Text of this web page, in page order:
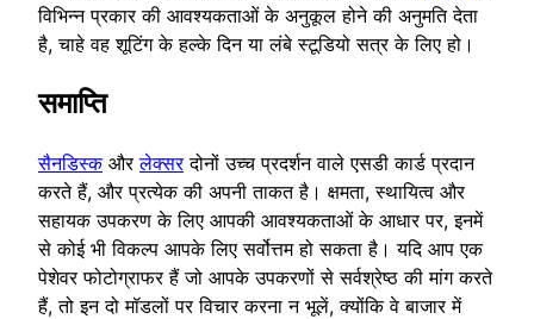
विभिन्न प्रकार की आवश्यकताओं के अनुकूल होने की अनुमति देता
है, चाहे वह शूटिंग के हल्के दिन या लंबे स्टूडियो सत्र के लिए हो।
समाप्ति
सैनडिस्कऔरलेक्सरदोनों उच्च प्रदर्शन वाले एसडी कार्ड प्रदान
करते हैं, और प्रत्येक की अपनी ताकत है। क्षमता, स्थायित्व और
सहायक उपकरण के लिए आपकी आवश्यकताओं के आधार पर, इनमें
से कोई भी विकल्प आपके लिए सर्वोत्तम हो सकता है। यदि आप एक
पेशेवर फोटोग्राफर हैं जो आपके उपकरणों से सर्वश्रेष्ठ की मांग करते
हैं, तो इन दो मॉडलों पर विचार करना न भूलें, क्योंकि वे बाजार में